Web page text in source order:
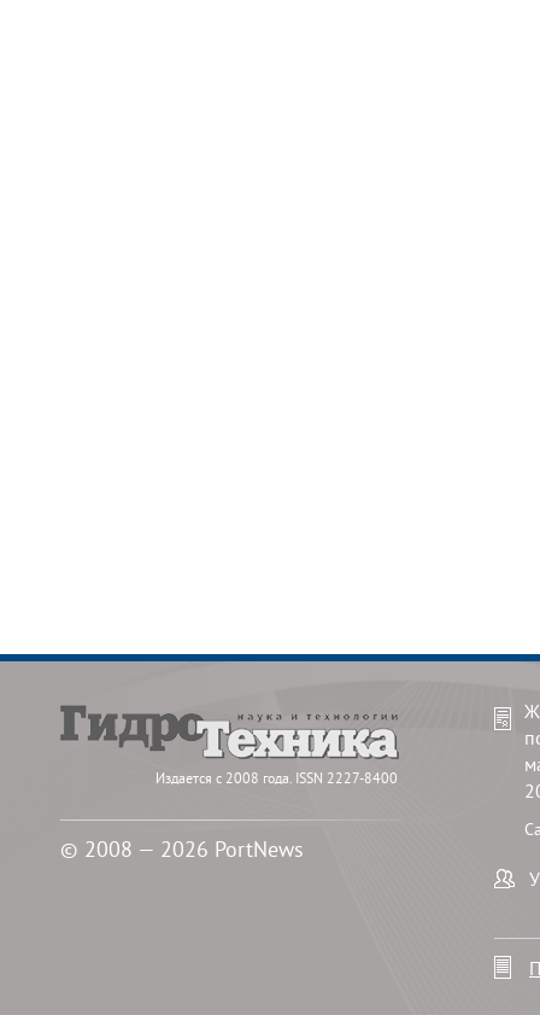
Издается с 2008 года. ISSN 2227-8400
© 2008 — 2026 PortNews